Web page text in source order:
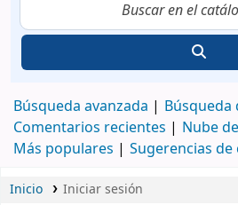
Búsqueda avanzada
Comentarios recientes
Nube
Más populares
Sugerencias
Inicio Iniciar sesión